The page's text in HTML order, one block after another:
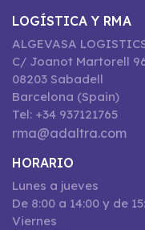
LOGÍSTICA Y RMA
ALGEVASA
C/ Joanot Martorell
08203 Sabadell
Barcelona (Spain)
Tel: +34 937121765
rma@adaltra.com
HORARIO
Lunes a jueves
De 8:00 a 14:00 y de
Viernes